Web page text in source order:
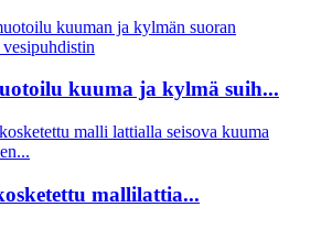
kuuma ja kylmä suih...
mallilattia...